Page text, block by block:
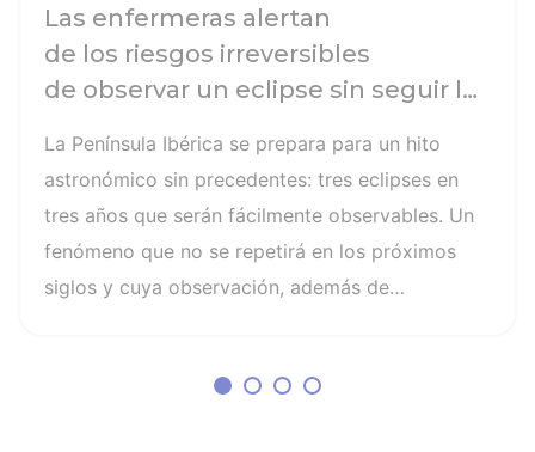
Las enfermeras alertan
de los riesgos irreversibles
de observar un eclipse sin seguir las
solar es el mayor de los peligros
La Península Ibérica se prepara para un hito
astronómico sin precedentes: tres eclipses en
tres años que serán fácilmente observables. Un
fenómeno que no se repetirá en los próximos
siglos y cuya observación, además de
insuperable y una lesión irreversible. El mayor